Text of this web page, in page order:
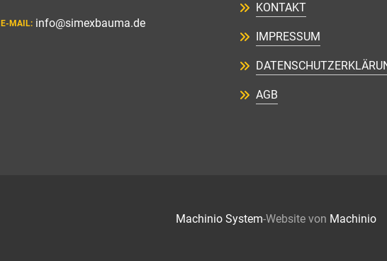
E-MAIL: info@simexbauma.de
KONTAKT
IMPRESSUM
AGB
Machinio System-Website von Machinio